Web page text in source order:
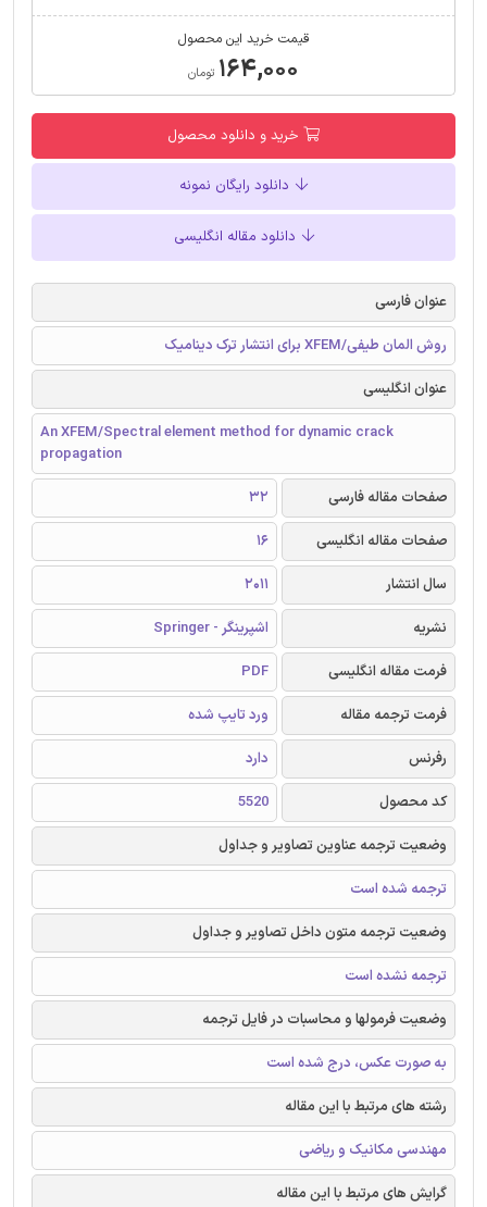
قیمت خرید این محصول
۱۶۴,۰۰۰ تومان
خرید و دانلود محصول
دانلود رایگان نمونه
دانلود مقاله انگلیسی
عنوان فارسی
روش المان طیفی/XFEM برای انتشار ترک دینامیک
عنوان انگلیسی
An XFEM/Spectral element method for dynamic crack
propagation
صفحات مقاله فارسی
32
صفحات مقاله انگلیسی
16
سال انتشار
2011
نشریه
اشپرینگر - Springer
فرمت مقاله انگلیسی
PDF
فرمت ترجمه مقاله
ورد تایپ شده
رفرنس
دارد
کد محصول
5520
وضعیت ترجمه عناوین تصاویر و جداول
ترجمه شده است
وضعیت ترجمه متون داخل تصاویر و جداول
ترجمه نشده است
وضعیت فرمولها و محاسبات در فایل ترجمه
به صورت عکس، درج شده است
رشته های مرتبط با این مقاله
مهندسی مکانیک و ریاضی
گرایش های مرتبط با این مقاله